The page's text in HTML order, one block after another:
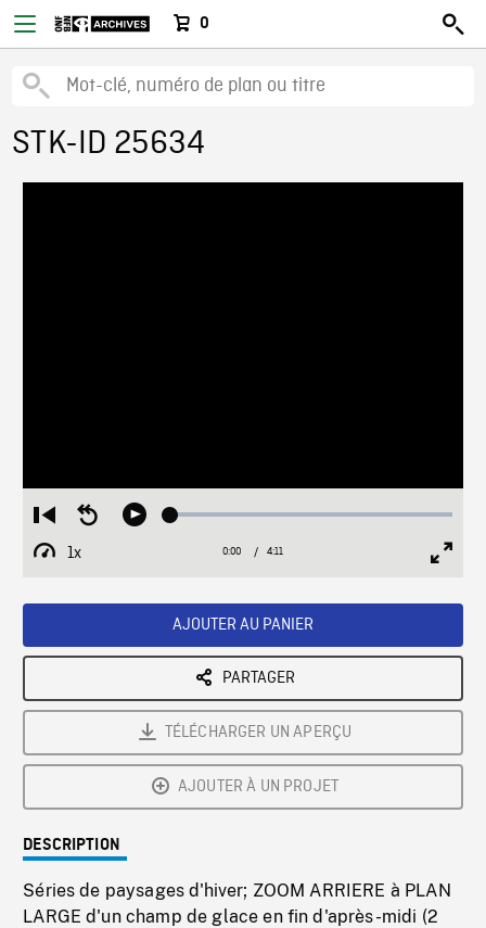
0
STK-ID 25634
Restart
from
beginning
Seek
Play Loaded:
1x
Playback
Current
0:00 / Duration
4:11
AJOUTER AU PANIER
PARTAGER
TÉLÉCHARGER UN APERÇU
AJOUTER À UN PROJET
DESCRIPTION
Séries de paysages d'hiver; ZOOM ARRIERE à PLAN
LARGE d'un champ de glace en fin d'après-midi (2